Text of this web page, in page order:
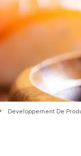
Développement De